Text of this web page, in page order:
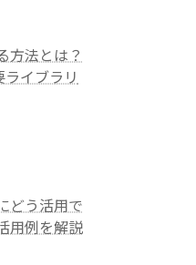
方法とは？
ライブラリ
どう活用で
用例を解説